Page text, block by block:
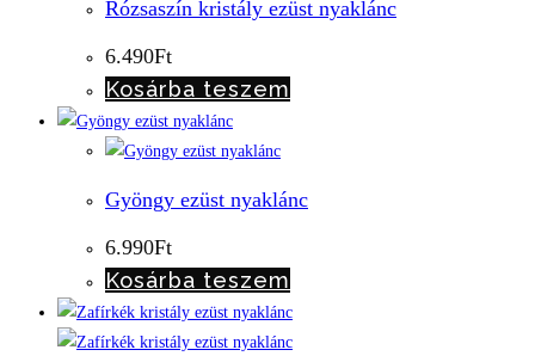
Rózsaszín kristály ezüst nyaklánc
6.490Ft
Kosárba teszem
Gyöngy ezüst nyaklánc
6.990Ft
Kosárba teszem